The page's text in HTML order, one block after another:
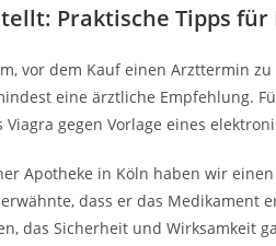
Praktische Tipps für
vor dem Kauf einen Arzttermin
eine ärztliche Empfehlung.
gegen Vorlage eines
Apotheke in Köln haben wir
dass er das Medikament
das Sicherheit und Wirksamkeit